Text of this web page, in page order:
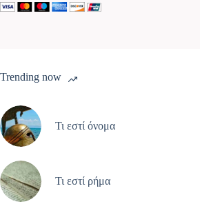
Trending now
Τι εστί όνομα
Τι εστί ρήμα